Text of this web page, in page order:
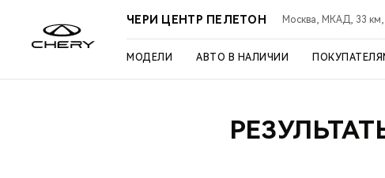
ЧЕРИ ЦЕНТР ПЕЛЕТОН Москва, МКАД, 33 км,
МОДЕЛИ АВТО В НАЛИЧИИ